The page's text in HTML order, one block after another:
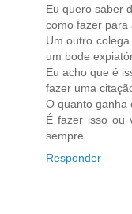
Eu quero saber
como fazer para
Um outro
um bode
Eu acho que é
fazer uma
O quanto ganha
É fazer isso ou
sempre.
Responder